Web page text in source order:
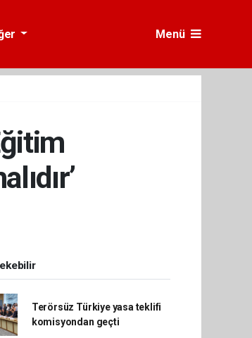
Menü
Terörsüz Türkiye yasa teklifi
komisyondan geçti